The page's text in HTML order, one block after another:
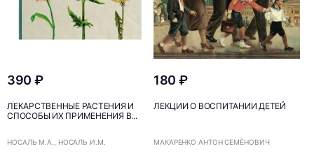
390 ₽
ЛЕКАРСТВЕННЫЕ РАСТЕНИЯ И
СПОСОБЫ ИХ ПРИМЕНЕНИЯ В...
НОСАЛЬ М.А., НОСАЛЬ И.М.
180 ₽
ЛЕКЦИИ О ВОСПИТАНИИ ДЕТЕЙ
МАКАРЕНКО АНТОН СЕМЁНОВИЧ